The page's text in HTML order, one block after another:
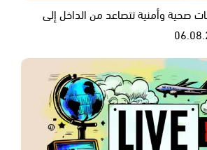
صحية وأمنية تتصاعد من الداخل إلى